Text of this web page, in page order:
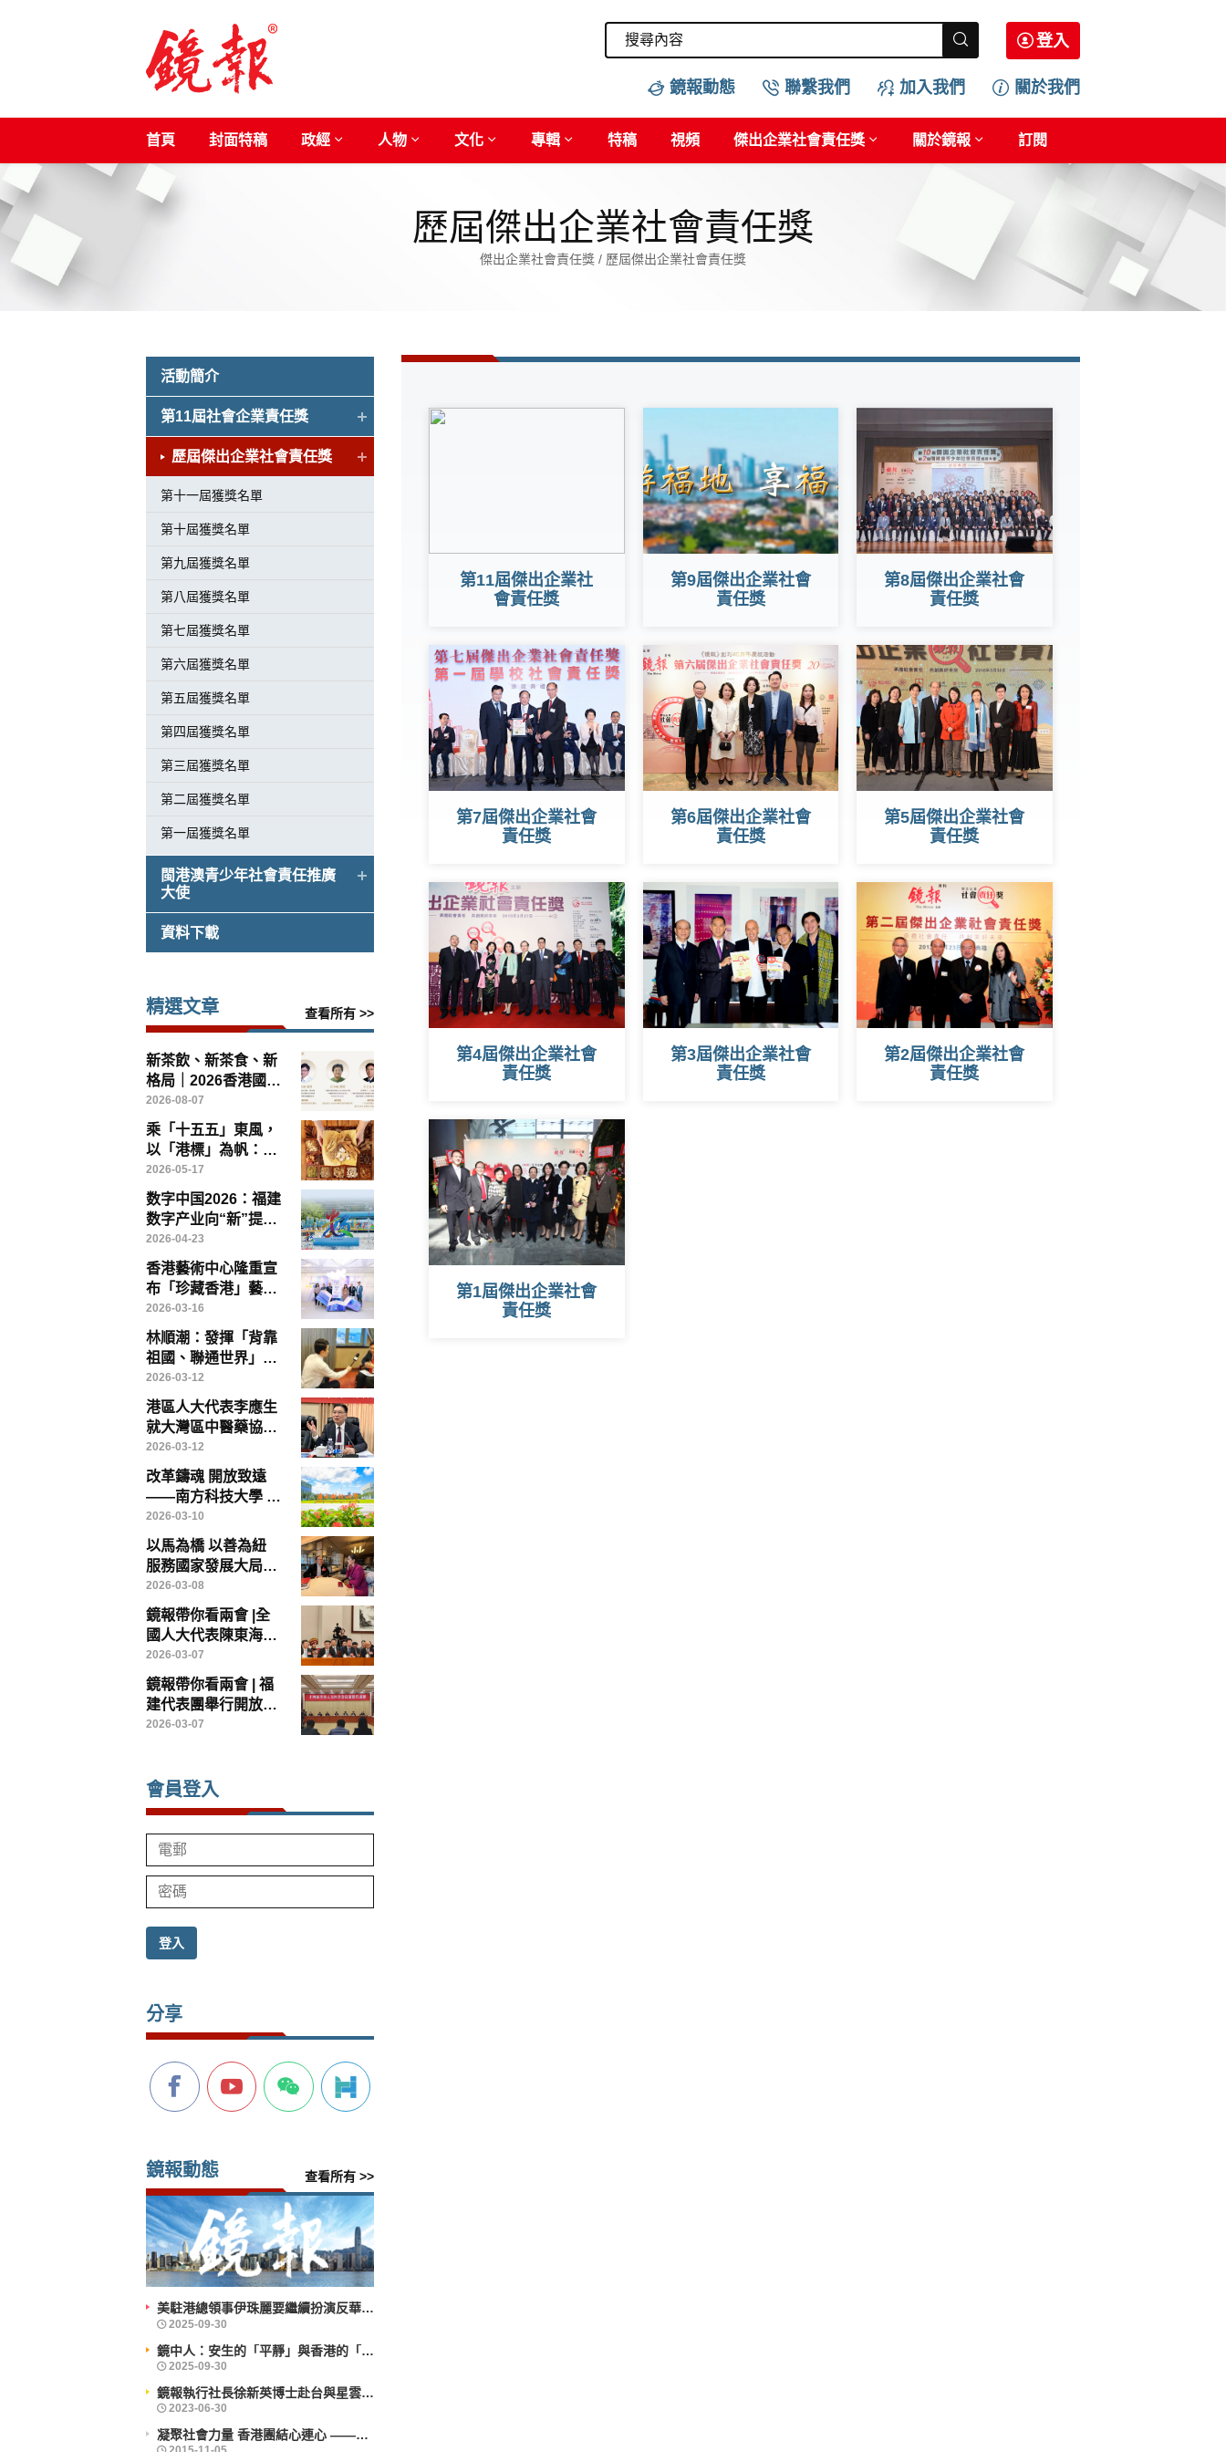
登入
鏡報動態 聯繫我們 加入我們 關於我們
首頁 封面特稿 政經 人物 文化 專輯 特稿 視頻 傑出企業社會責任獎 關於鏡報 訂閱
歷屆傑出企業社會責任獎
傑出企業社會責任獎 / 歷屆傑出企業社會責任獎
活動簡介
第11屆社會企業責任獎
歷屆傑出企業社會責任獎
第十一屆獲獎名單
第十屆獲獎名單
第九屆獲獎名單
第八屆獲獎名單
第七屆獲獎名單
第六屆獲獎名單
第五屆獲獎名單
第四屆獲獎名單
第三屆獲獎名單
第二屆獲獎名單
第一屆獲獎名單
閩港澳青少年社會責任推廣
大使
資料下載
精選文章 查看所有 >>
新茶飲、新茶食、新
格局｜2026香港國際
茶文化論壇8月14日
灣仔啟幕
2026-08-07
乘「十五五」東風，
以「港標」為帆：香
港如何引領中醫藥高
質量出海
2026-05-17
数字中国2026：福建
数字产业向“新”提
“质”——写在第九届
数字中国建设峰会召
开前夕
2026-04-23
香港藝術中心隆重宣
布「珍藏香港」藝術
博覽將於「藝術三
月」盛大登場
2026-03-16
林順潮：發揮「背靠
祖國、聯通世界」優
勢，香港醫療創新、
教育與醫療旅遊大有
可為
2026-03-12
港區人大代表李應生
就大灣區中醫藥協同
發展提出具體建議 倡
成立專責政策委員會
破解制度瓶頸
2026-03-12
改革鑄魂 開放致遠
——南方科技大學 中
國高等教育改革的範
本
2026-03-10
以馬為橋 以善為紐
服務國家發展大局
——香港鏡報專訪全
國政協常委、香港賽
馬會主席廖長江
2026-03-08
鏡報帶你看兩會 |全
國人大代表陳東海：
以台創園為載體，打
造兩岸農業融合發展
示範樣板
2026-03-07
鏡報帶你看兩會 | 福
建代表團舉行開放團
組會議
2026-03-07
會員登入
登入
分享
鏡報動態 查看所有 >>
美駐港總領事伊珠麗要繼續扮演反華鷹派角色？
鏡中人：安生的「平靜」與香港的「前行」
鏡報執行社長徐新英博士赴台與星雲大師會晤
凝聚社會力量 香港團結心連心 ——企業社會責任活力香港成就動力研討會舉辦
第11屆傑出企業社
會責任獎
第9屆傑出企業社會
責任獎
第8屆傑出企業社會
責任獎
第7屆傑出企業社會
責任獎
第6屆傑出企業社會
責任獎
第5屆傑出企業社會
責任獎
第4屆傑出企業社會
責任獎
第3屆傑出企業社會
責任獎
第2屆傑出企業社會
責任獎
第1屆傑出企業社會
責任獎